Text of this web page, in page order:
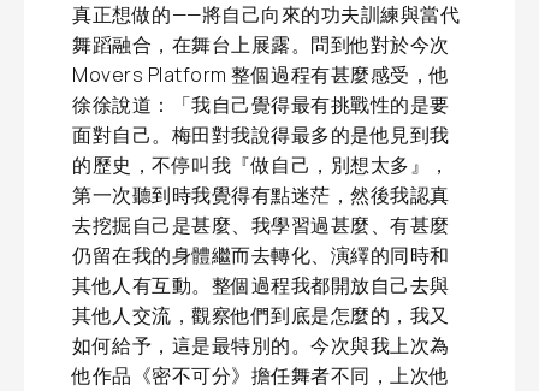
真正想做的——將自己向來的功夫訓練與當代
舞蹈融合，在舞台上展露。問到他對於今次
Movers Platform 整個過程有甚麼感受，他
徐徐說道：「我自己覺得最有挑戰性的是要
面對自己。梅田對我說得最多的是他見到我
的歷史，不停叫我『做自己，別想太多』，
第一次聽到時我覺得有點迷茫，然後我認真
去挖掘自己是甚麼、我學習過甚麼、有甚麼
仍留在我的身體繼而去轉化、演繹的同時和
其他人有互動。整個過程我都開放自己去與
其他人交流，觀察他們到底是怎麼的，我又
如何給予，這是最特別的。今次與我上次為
他作品《密不可分》擔任舞者不同，上次他